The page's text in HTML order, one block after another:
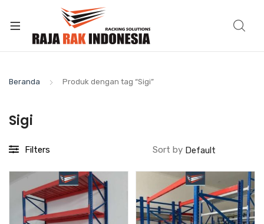
Beranda Produk dengan tag “Sigi”
Sigi
Filters Sort by